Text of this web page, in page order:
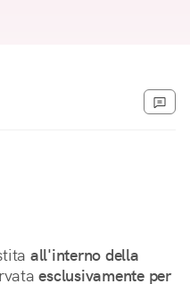
all'interno della
esclusivamente per